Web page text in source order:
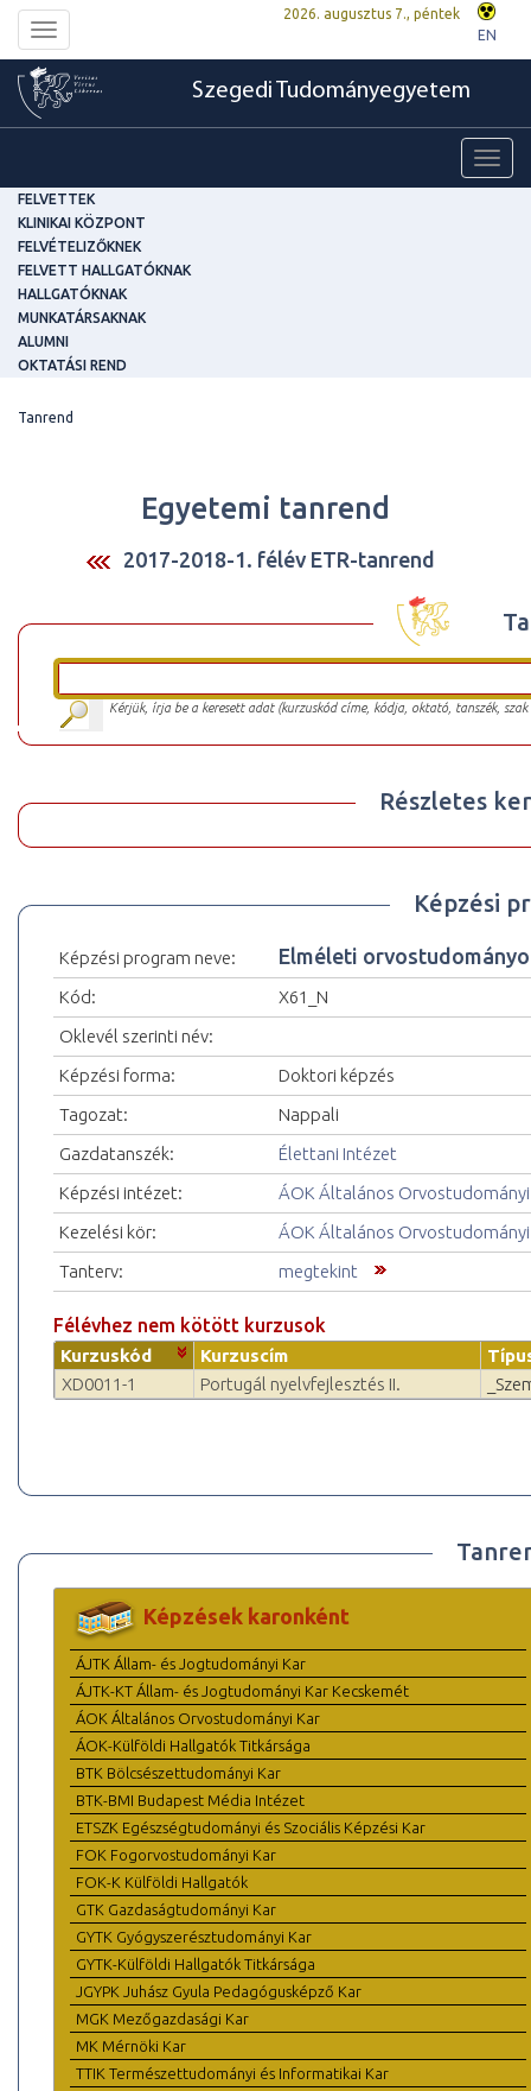
Toggle
navigation
2026. augusztus 7., péntek
EN
Szegedi Tudományegyetem
FELVETTEK
KLINIKAI KÖZPONT
FELVÉTELIZŐKNEK
FELVETT HALLGATÓKNAK
HALLGATÓKNAK
MUNKATÁRSAKNAK
ALUMNI
OKTATÁSI REND
Tanrend
Egyetemi tanrend
2017-2018-1. félév ETR-tanrend
Kérjük, írja be a keresett adat (kurzuskód címe, kódja, oktató, tanszék,
Részletes
Képzési
Képzési program neve: Elméleti
Kód:
X61_N
Oklevél szerinti név:
Képzési forma:
Doktori képzés
Tagozat:
Nappali
Gazdatanszék:
Élettani Intézet
Képzési intézet:
ÁOK Általános Orvostudományi
Kezelési kör:
ÁOK Általános Orvostudományi
Tanterv:
megtekint
Félévhez nem kötött kurzusok
Kurzuskód Kurzuscím
XD0011-1
Portugál nyelvfejlesztés II.
Képzések karonként
ÁJTK Állam- és Jogtudományi Kar
ÁJTK-KT Állam- és Jogtudományi Kar Kecskemét
ÁOK Általános Orvostudományi Kar
ÁOK-Külföldi Hallgatók Titkársága
BTK Bölcsészettudományi Kar
BTK-BMI Budapest Média Intézet
ETSZK Egészségtudományi és Szociális Képzési Kar
FOK Fogorvostudományi Kar
FOK-K Külföldi Hallgatók
GTK Gazdaságtudományi Kar
GYTK Gyógyszerésztudományi Kar
GYTK-Külföldi Hallgatók Titkársága
JGYPK Juhász Gyula Pedagógusképző Kar
MGK Mezőgazdasági Kar
MK Mérnöki Kar
TTIK Természettudományi és Informatikai Kar